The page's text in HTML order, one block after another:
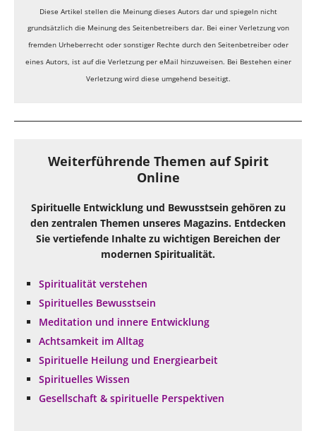
Diese Artikel stellen die Meinung dieses Autors dar und spiegeln nicht
grundsätzlich die Meinung des Seitenbetreibers dar. Bei einer Verletzung von
fremden Urheberrecht oder sonstiger Rechte durch den Seitenbetreiber oder
eines Autors, ist auf die Verletzung per eMail hinzuweisen. Bei Bestehen einer
Verletzung wird diese umgehend beseitigt.
Weiterführende Themen auf Spirit
Online
Spirituelle Entwicklung und Bewusstsein gehören zu
den zentralen Themen unseres Magazins. Entdecken
Sie vertiefende Inhalte zu wichtigen Bereichen der
modernen Spiritualität.
Spiritualität verstehen
Spirituelles Bewusstsein
Meditation und innere Entwicklung
Achtsamkeit im Alltag
Spirituelle Heilung und Energiearbeit
Spirituelles Wissen
Gesellschaft & spirituelle Perspektiven